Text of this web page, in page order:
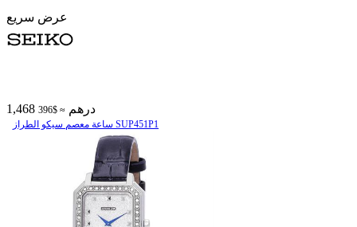
عرض سريع
1,468 درهم ≈ $396
ساعة معصم سیکو الطراز SUP451P1